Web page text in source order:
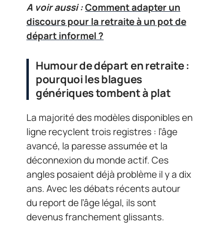
A voir aussi :Comment adapter un
discours pour la retraite à un pot de
départ informel ?
Humour de départ en retraite :
pourquoi les blagues
génériques tombent à plat
La majorité des modèles disponibles en
ligne recyclent trois registres : l’âge
avancé, la paresse assumée et la
déconnexion du monde actif. Ces
angles posaient déjà problème il y a dix
ans. Avec les débats récents autour
du report de l’âge légal, ils sont
devenus franchement glissants.